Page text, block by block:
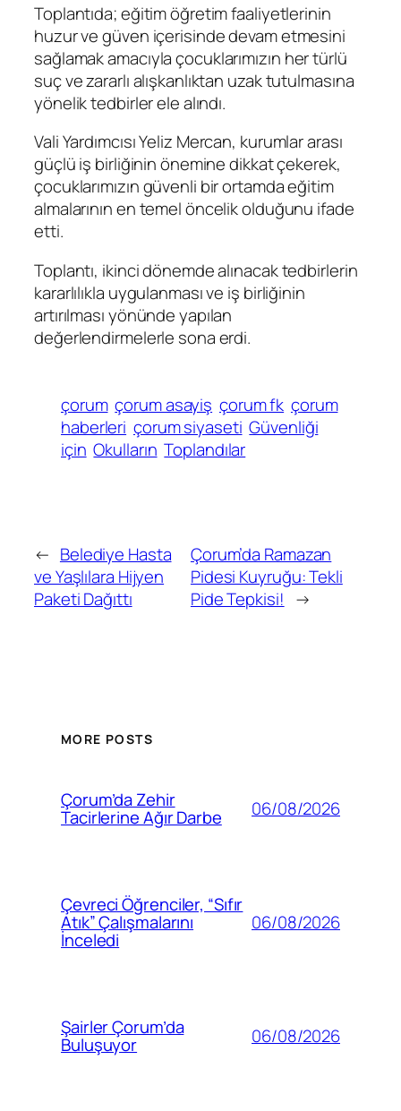
Toplantıda; eğitim öğretim faaliyetlerinin
huzur ve güven içerisinde devam etmesini
sağlamak amacıyla çocuklarımızın her türlü
suç ve zararlı alışkanlıktan uzak tutulmasına
yönelik tedbirler ele alındı.
Vali Yardımcısı Yeliz Mercan, kurumlar arası
güçlü iş birliğinin önemine dikkat çekerek,
çocuklarımızın güvenli bir ortamda eğitim
almalarının en temel öncelik olduğunu ifade
etti.
Toplantı, ikinci dönemde alınacak tedbirlerin
kararlılıkla uygulanması ve iş birliğinin
artırılması yönünde yapılan
değerlendirmelerle sona erdi.
çorum çorum asayiş çorum fk çorum
haberleri çorum siyaseti Güvenliği
için Okulların Toplandılar
← Belediye Hasta
ve Yaşlılara Hijyen
Paketi Dağıttı
Çorum’da Ramazan
Pidesi Kuyruğu: Tekli
Pide Tepkisi! →
MORE POSTS
Çorum’da Zehir
Tacirlerine Ağır Darbe 06/08/2026
Çevreci Öğrenciler, “Sıfır
Atık” Çalışmalarını
İnceledi
06/08/2026
Şairler Çorum’da
Buluşuyor 06/08/2026